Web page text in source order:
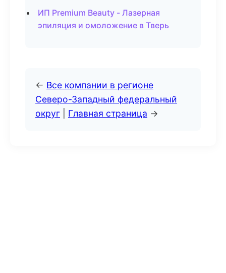
ИП Premium Beauty - Лазерная
эпиляция и омоложение в Тверь
← Все компании в регионе
Северо-Западный федеральный
округ
Главная страница →